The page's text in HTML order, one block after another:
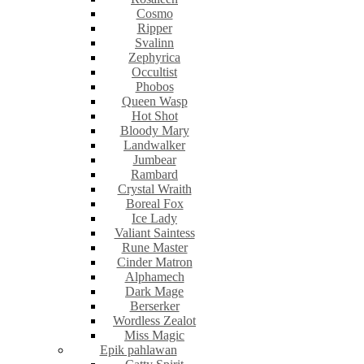
Cosmo
Ripper
Svalinn
Zephyrica
Occultist
Phobos
Queen Wasp
Hot Shot
Bloody Mary
Landwalker
Jumbear
Rambard
Crystal Wraith
Boreal Fox
Ice Lady
Valiant Saintess
Rune Master
Cinder Matron
Alphamech
Dark Mage
Berserker
Wordless Zealot
Miss Magic
Epik pahlawan